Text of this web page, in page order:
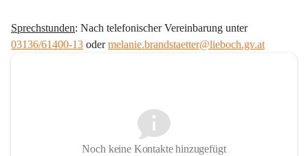
Sprechstunden: Nach telefonischer Vereinbarung unter
03136/61400-13 oder melanie.brandstaetter@lieboch.gv.at
Noch keine Kontakte hinzugefügt